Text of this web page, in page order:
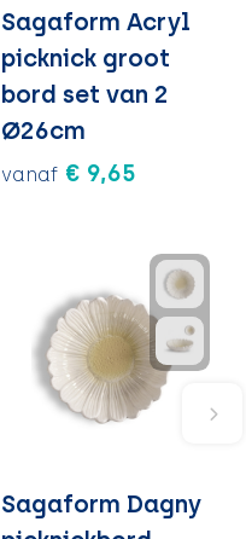
Sagaform Acryl
picknick groot
bord set van 2
Ø26cm
vanaf € 9,65
Sagaform Dagny